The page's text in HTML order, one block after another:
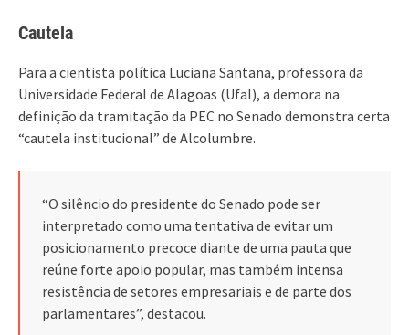
Cautela
Para a cientista política Luciana Santana, professora da
Universidade Federal de Alagoas (Ufal), a demora na
definição da tramitação da PEC no Senado demonstra certa
“cautela institucional” de Alcolumbre.
“O silêncio do presidente do Senado pode ser
interpretado como uma tentativa de evitar um
posicionamento precoce diante de uma pauta que
reúne forte apoio popular, mas também intensa
resistência de setores empresariais e de parte dos
parlamentares”, destacou.